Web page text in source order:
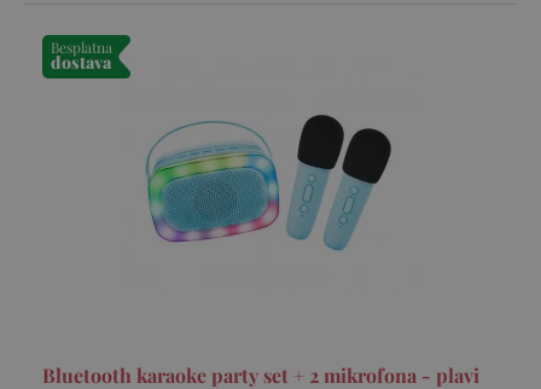
Besplatna
dostava
Bluetooth karaoke party set + 2 mikrofona - plavi